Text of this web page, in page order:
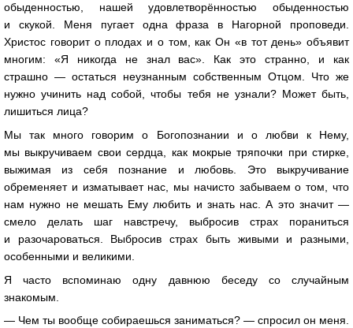
обыденностью, нашей удовлетворённостью обыденностью
и скукой. Меня пугает одна фраза в Нагорной проповеди.
Христос говорит о плодах и о том, как Он «в тот день» объявит
многим: «Я никогда не знал вас». Как это странно, и как
страшно — остаться неузнанным собственным Отцом. Что же
нужно учинить над собой, чтобы тебя не узнали? Может быть,
лишиться лица?
Мы так много говорим о Богопознании и о любви к Нему,
мы выкручиваем свои сердца, как мокрые тряпочки при стирке,
выжимая из себя познание и любовь. Это выкручивание
обременяет и изматывает нас, мы начисто забываем о том, что
нам нужно не мешать Ему любить и знать нас. А это значит —
смело делать шаг навстречу, выбросив страх пораниться
и разочароваться. Выбросив страх быть живыми и разными,
особенными и великими.
Я часто вспоминаю одну давнюю беседу со случайным
знакомым.
— Чем ты вообще собираешься заниматься? — спросил он меня.